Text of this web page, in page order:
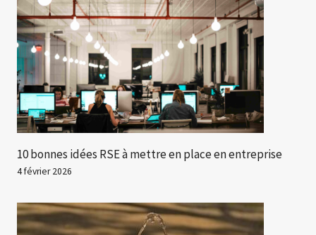
10 bonnes idées RSE à mettre en place en entreprise
4 février 2026